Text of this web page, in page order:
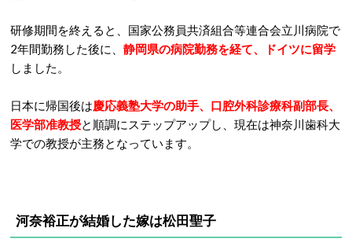
研修期間を終えると、国家公務員共済組合等連合会立川病院で
2年間勤務した後に、 静岡県の病院勤務を経て、ドイツに留学
しました。
日本に帰国後は慶応義塾大学の助手、口腔外科診療科副部長、
医学部准教授と順調にステップアップし、現在は神奈川歯科大
学での教授が主務となっています。
河奈裕正が結婚した嫁は松田聖子